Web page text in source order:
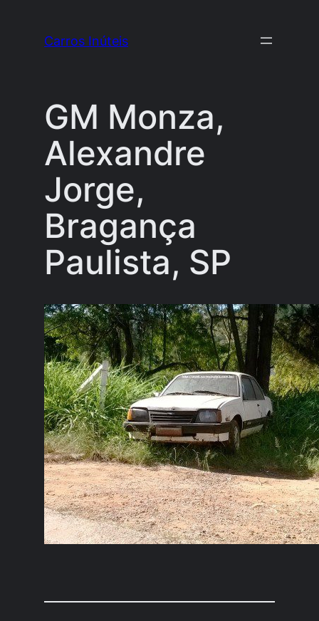
Carros Inúteis
GM Monza,
Alexandre
Jorge,
Bragança
Paulista, SP